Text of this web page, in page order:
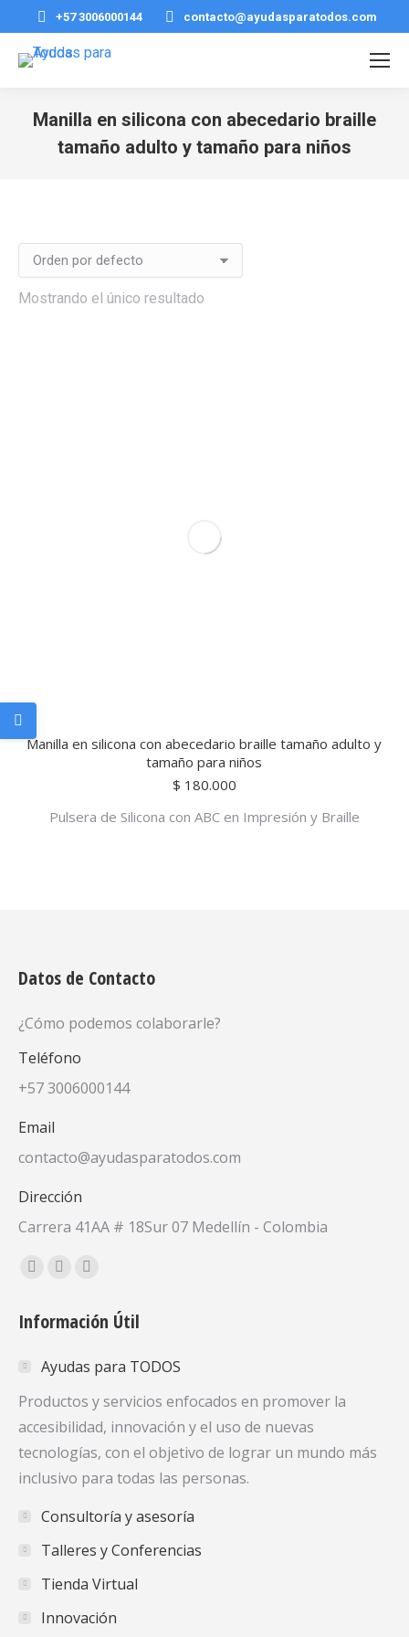
+57 3006000144 contacto@ayudasparatodos.com
Manilla en silicona con abecedario braille
tamaño adulto y tamaño para niños
Mostrando el único resultado
Manilla en silicona con abecedario braille tamaño adulto y
tamaño para niños
$ 180.000
Pulsera de Silicona con ABC en Impresión y Braille
Datos de Contacto
¿Cómo podemos colaborarle?
Teléfono
+57 3006000144
Email
contacto@ayudasparatodos.com
Dirección
Carrera 41AA # 18Sur 07 Medellín - Colombia
Encuéntranos en:
Facebook
opens
new
window
X
opens
new
window
YouTube
opens
new
window
Información Útil
Ayudas para TODOS
Productos y servicios enfocados en promover la
accesibilidad, innovación y el uso de nuevas
tecnologías, con el objetivo de lograr un mundo más
inclusivo para todas las personas.
Consultoría y asesoría
Talleres y Conferencias
Tienda Virtual
Innovación